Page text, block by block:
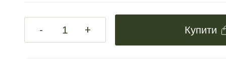
- + Купити